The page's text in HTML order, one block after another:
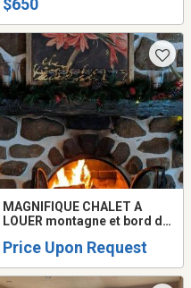
$650
MAGNIFIQUE CHALET A
LOUER montagne et bord de
2026 Laurentides
Price Upon Request